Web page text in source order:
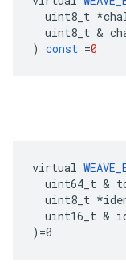
uint8_t *
uint8_t &
) const =0
virtual
uint64_t &
uint8_t
uint16_t &
)=0